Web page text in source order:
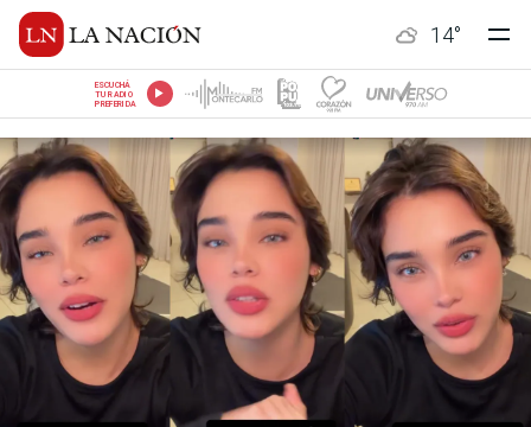
14°
ESCUCHÁ
TU RADIO
PREFERIDA